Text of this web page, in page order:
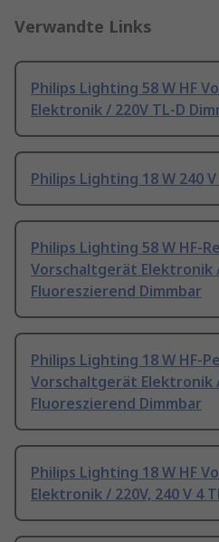
Verwandte Links
Philips Lighting 58 W HF
Elektronik / 220V TL-D
Philips Lighting 18 W 240
Philips Lighting 58 W HF-
Vorschaltgerät Elektronik /
Fluoreszierend Dimmbar
Philips Lighting 18 W HF-
Vorschaltgerät Elektronik /
Fluoreszierend Dimmbar
Philips Lighting 18 W HF
Elektronik / 220V, 240 V 4